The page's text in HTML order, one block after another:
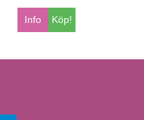
Köp!
Info